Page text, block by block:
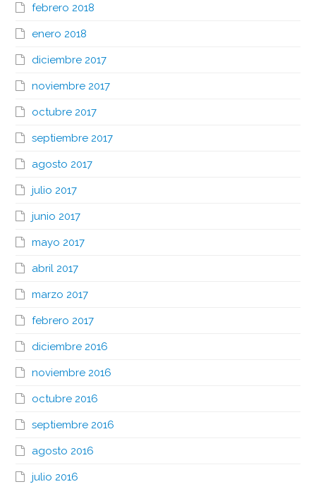
febrero 2018
enero 2018
diciembre 2017
noviembre 2017
octubre 2017
septiembre 2017
agosto 2017
julio 2017
junio 2017
mayo 2017
abril 2017
marzo 2017
febrero 2017
diciembre 2016
noviembre 2016
octubre 2016
septiembre 2016
agosto 2016
julio 2016